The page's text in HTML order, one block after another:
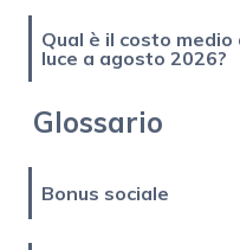
Qual è il costo
luce a agosto 2026?
Glossario
Bonus sociale